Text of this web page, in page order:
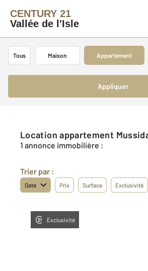
CENTURY 21
Vallée de l'Isle
Tous Maison Appartement
Appliquer
Location appartement
1 annonce immobilière :
Trier par :
Date Prix Surface Exclusivité
Exclusivité